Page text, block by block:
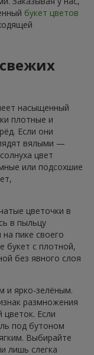
букет цветов
насыщенный
плотные и
Если они
вялыми —
цвет
или подсохшие
цветочки в
в пыльцу
пике своего
букет с плотной,
без явного слоя
и ярко-зелёным.
размножения
Если
под бутоном
Выбирайте
лишь слегка